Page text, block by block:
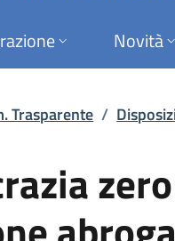
Novità
Trasparente /